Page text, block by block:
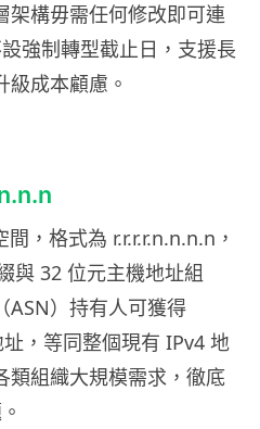
架構毋需任何修改即可連
強制轉型截止日，支援長
成本顧慮。
，格式為 r.r.r.r.n.n.n.n，
與 32 位元主機地址組
ASN）持有人可獲得
，等同整個現有 IPv4 地
類組織大規模需求，徹底